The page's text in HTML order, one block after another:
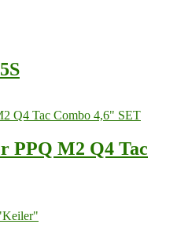
PPQ M2 Q4 Tac